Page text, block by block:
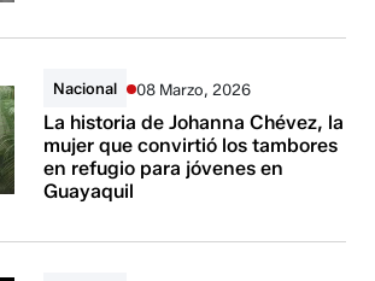
Nacional 08 Marzo, 2026
La historia de Johanna Chévez, la
mujer que convirtió los tambores
en refugio para jóvenes en
Guayaquil